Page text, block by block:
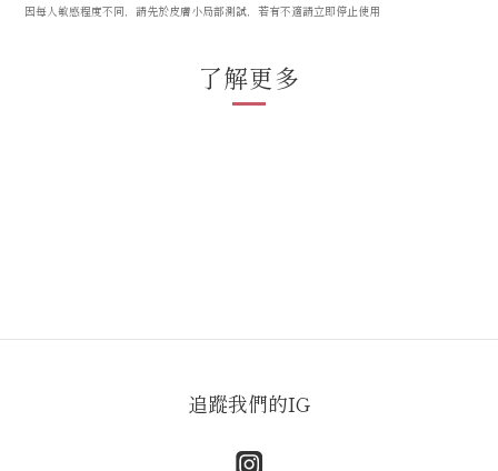
因每人敏感程度不同，請先於皮膚小局部測試，若有不適請立即停止使用
了解更多
追蹤我們的IG